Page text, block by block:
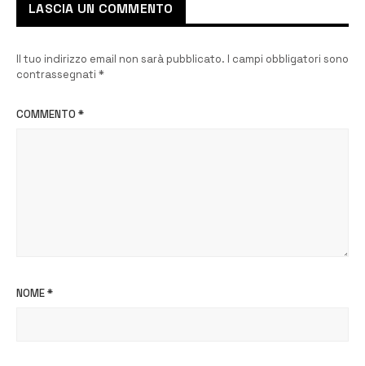
LASCIA UN COMMENTO
Il tuo indirizzo email non sarà pubblicato. I campi obbligatori sono
contrassegnati *
COMMENTO *
NOME*